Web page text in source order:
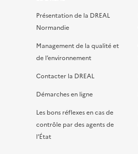
Présentation de la DREAL
Normandie
Management de la qualité et
de l’environnement
Contacter la DREAL
Démarches en ligne
Les bons réflexes en cas de
contrôle par des agents de
l’État